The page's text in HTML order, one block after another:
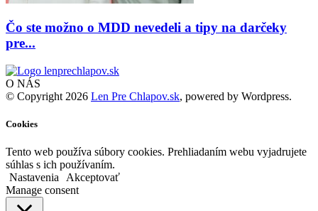
Čo ste možno o MDD nevedeli a tipy na darčeky
pre...
O NÁS
© Copyright 2026 Len Pre Chlapov.sk, powered by Wordpress.
Cookies
Tento web používa súbory cookies. Prehliadaním webu vyjadrujete
súhlas s ich používaním.
Nastavenia
Akceptovať
Manage consent